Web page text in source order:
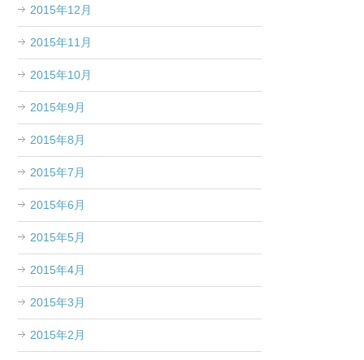
2015年12月
2015年11月
2015年10月
2015年9月
2015年8月
2015年7月
2015年6月
2015年5月
2015年4月
2015年3月
2015年2月